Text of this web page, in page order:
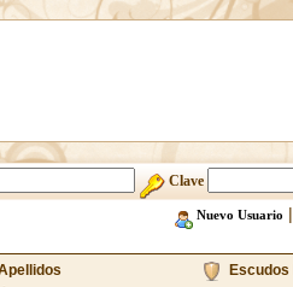
Clave
Nuevo Usuario |